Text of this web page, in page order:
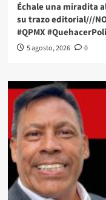
Échale una miradita
su trazo editorial///NO
#QPMX
5 agosto, 2026 0